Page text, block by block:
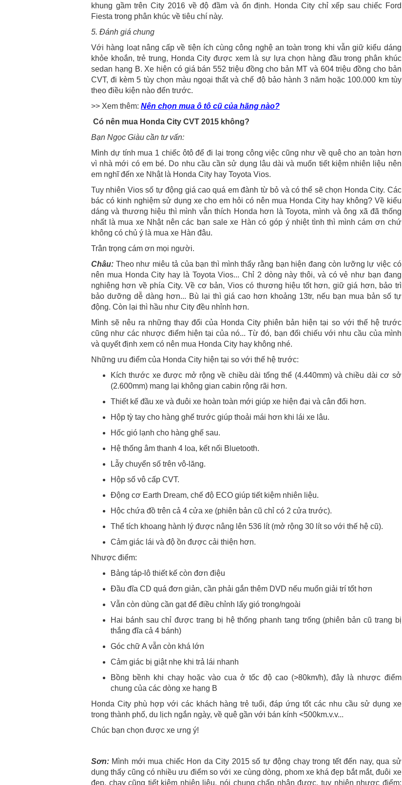
khung gầm trên City 2016 về độ đầm và ổn định. Honda City chỉ xếp sau chiếc Ford
Fiesta trong phân khúc về tiêu chí này.
5. Đánh giá chung
Với hàng loạt nâng cấp về tiện ích cùng công nghệ an toàn trong khi vẫn giữ kiểu dáng
khỏe khoắn, trẻ trung, Honda City được xem là sự lựa chọn hàng đầu trong phân khúc
sedan hạng B. Xe hiện có giá bán 552 triệu đồng cho bản MT và 604 triệu đồng cho bản
CVT, đi kèm 5 tùy chọn màu ngoại thất và chế độ bảo hành 3 năm hoặc 100.000 km tùy
theo điều kiện nào đến trước.
>> Xem thêm: Nên chọn mua ô tô cũ của hãng nào?
Có nên mua Honda City CVT 2015 không?
Bạn Ngọc Giàu cần tư vấn:
Mình dự tính mua 1 chiếc ôtô để đi lại trong công việc cũng như về quê cho an toàn hơn
vì nhà mới có em bé. Do nhu cầu cần sử dụng lâu dài và muốn tiết kiệm nhiên liệu nên
em nghĩ đến xe Nhật là Honda City hay Toyota Vios.
Tuy nhiên Vios số tự động giá cao quá em đành từ bỏ và có thể sẽ chọn Honda City. Các
bác có kinh nghiệm sử dụng xe cho em hỏi có nên mua Honda City hay không? Về kiểu
dáng và thương hiệu thì mình vẫn thích Honda hơn là Toyota, mình và ông xã đã thống
nhất là mua xe Nhật nên các bạn sale xe Hàn có góp ý nhiệt tình thì mình cám ơn chứ
không có chủ ý là mua xe Hàn đâu.
Trân trọng cám ơn mọi người.
Châu: Theo như miêu tả của bạn thì mình thấy rằng bạn hiện đang còn lưỡng lự việc có
nên mua Honda City hay là Toyota Vios... Chỉ 2 dòng này thôi, và có vẻ như bạn đang
nghiêng hơn về phía City. Về cơ bản, Vios có thương hiệu tốt hơn, giữ giá hơn, bảo trì
bảo dưỡng dễ dàng hơn... Bù lại thì giá cao hơn khoảng 13tr, nếu bạn mua bản số tự
động. Còn lại thì hầu như City đều nhỉnh hơn.
Mình sẽ nêu ra những thay đổi của Honda City phiên bản hiện tại so với thế hệ trước
cũng như các nhược điểm hiện tại của nó... Từ đó, bạn đối chiếu với nhu cầu của mình
và quyết định xem có nên mua Honda City hay không nhé.
Những ưu điểm của Honda City hiện tại so với thế hệ trước:
Kích thước xe được mở rộng về chiều dài tổng thể (4.440mm) và chiều dài cơ sở
(2.600mm) mang lại không gian cabin rộng rãi hơn.
Thiết kế đầu xe và đuôi xe hoàn toàn mới giúp xe hiện đại và cân đối hơn.
Hộp tỳ tay cho hàng ghế trước giúp thoải mái hơn khi lái xe lâu.
Hốc gió lạnh cho hàng ghế sau.
Hệ thống âm thanh 4 loa, kết nối Bluetooth.
Lẫy chuyển số trên vô-lăng.
Hộp số vô cấp CVT.
Động cơ Earth Dream, chế độ ECO giúp tiết kiệm nhiên liệu.
Hộc chứa đồ trên cả 4 cửa xe (phiên bản cũ chỉ có 2 cửa trước).
Thể tích khoang hành lý được nâng lên 536 lít (mở rộng 30 lít so với thế hệ cũ).
Cảm giác lái và độ ồn được cải thiện hơn.
Nhược điểm:
Bảng táp-lô thiết kế còn đơn điệu
Đầu đĩa CD quá đơn giản, cần phải gắn thêm DVD nếu muốn giải trí tốt hơn
Vẫn còn dùng cần gạt để điều chỉnh lấy gió trong/ngoài
Hai bánh sau chỉ được trang bị hệ thống phanh tang trống (phiên bản cũ trang bị
thắng đĩa cả 4 bánh)
Góc chữ A vẫn còn khá lớn
Cảm giác bị giật nhẹ khi trả lái nhanh
Bồng bềnh khi chạy hoặc vào cua ở tốc độ cao (>80km/h), đây là nhược điểm
chung của các dòng xe hạng B
Honda City phù hợp với các khách hàng trẻ tuổi, đáp ứng tốt các nhu cầu sử dụng xe
trong thành phố, du lịch ngắn ngày, về quê gần với bán kính <500km.v.v...
Chúc bạn chọn được xe ưng ý!
Sơn: Mình mới mua chiếc Hon da City 2015 số tự động chạy trong tết đến nay, qua sử
dụng thấy cũng có nhiều ưu điểm so với xe cùng dòng, phom xe khá đẹp bắt mắt, đuôi xe
đẹp, chạy cũng tiết kiệm nhiên liệu. nói chung chấp nhận được, tuy nhiên nhược điểm: